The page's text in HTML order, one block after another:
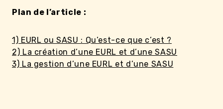
Plan de l’article :
1) EURL ou SASU : Qu’est-ce que c’est ?
2) La création d’une EURL et d’une SASU
3) La gestion d’une EURL et d’une SASU